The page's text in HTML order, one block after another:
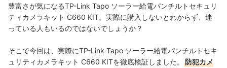
豊富さが気になるTP-Link Tapo ソーラー給電パンチルトセキュリ
ティカメラキット C660 KIT。実際に購入しないとわからず、迷
っている人もいるのではないでしょうか？
そこで今回は、実際にTP-Link Tapo ソーラー給電パンチルトセキ
ュリティカメラキット C660 KITを徹底検証しました。
防犯カメ